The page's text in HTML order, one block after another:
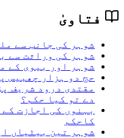
فتاویٰ
شوہر کی جانب سے
شوہر کی وراثت سے
شوہر اور بیوی کے
حج دو ہزار چھبیس
مقتدی درود شریف
دے تو کیا حکم؟
بہنوں کی اجازت
کاحکم
شوہر تین بیٹیاں